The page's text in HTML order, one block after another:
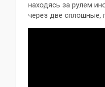
находясь за рулем
через две сплошные,